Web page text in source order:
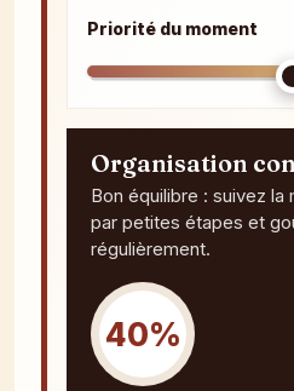
Priorité du moment
Organisation
Bon équilibre : suivez la
par petites étapes et
régulièrement.
40%